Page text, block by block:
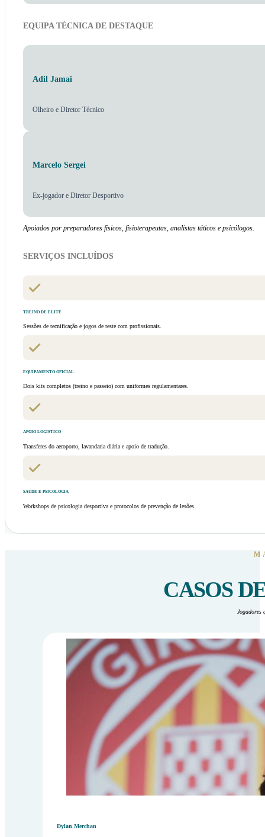
EQUIPA TÉCNICA DE DESTAQUE
Adil Jamai
Olheiro e Diretor Técnico
Marcelo Sergei
Ex-jogador e Diretor Desportivo
Apoiados por preparadores físicos, fisioterapeutas, analistas táticos e psicólogos.
SERVIÇOS INCLUÍDOS
TREINO DE ELITE
Sessões de tecnificação e jogos de teste com profissionais.
EQUIPAMENTO OFICIAL
Dois kits completos (treino e passeio) com uniformes regulamentares.
APOIO LOGÍSTICO
Transferes do aeroporto, lavandaria diária e apoio de tradução.
SAÚDE E PSICOLOGIA
Workshops de psicologia desportiva e protocolos de prevenção de lesões.
CASOS
Jogadores
Dylan Merchan